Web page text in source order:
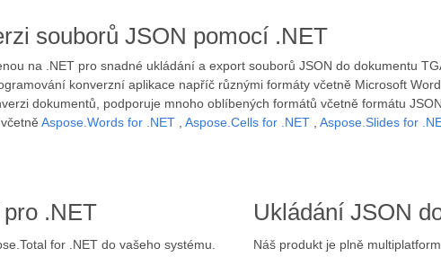
souborů JSON pomocí .NET
na .NET pro snadné ukládání a export souborů JSON do dokumentu
konverzní aplikace napříč různými formáty včetně Microsoft
dokumentů, podporuje mnoho oblíbených formátů včetně formátu
Aspose.Words for .NET Aspose.Cells for .NET
Aspose.Slides for
.NET
for .NET do vašeho systému.
Ukládání JSON
Náš produkt je plně